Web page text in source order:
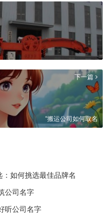
下一篇
“搬运公司如何取名
如何挑选最佳品牌名
公司名字
听公司名字